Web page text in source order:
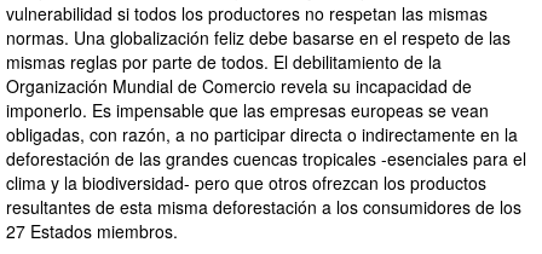
vulnerabilidad si todos los productores no respetan las mismas
normas. Una globalización feliz debe basarse en el respeto de las
mismas reglas por parte de todos. El debilitamiento de la
Organización Mundial de Comercio revela su incapacidad de
imponerlo. Es impensable que las empresas europeas se vean
obligadas, con razón, a no participar directa o indirectamente en la
deforestación de las grandes cuencas tropicales -esenciales para el
clima y la biodiversidad- pero que otros ofrezcan los productos
resultantes de esta misma deforestación a los consumidores de los
27 Estados miembros.